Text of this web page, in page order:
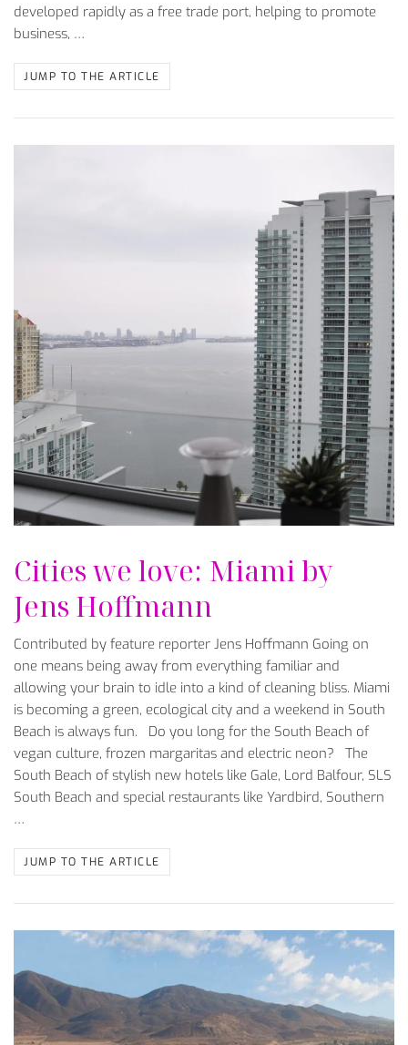
developed rapidly as a free trade port, helping to promote
business, …
JUMP TO THE ARTICLE
Cities we love: Miami by
Jens Hoffmann
Contributed by feature reporter Jens Hoffmann Going on
one means being away from everything familiar and
allowing your brain to idle into a kind of cleaning bliss. Miami
is becoming a green, ecological city and a weekend in South
Beach is always fun. Do you long for the South Beach of
vegan culture, frozen margaritas and electric neon? The
South Beach of stylish new hotels like Gale, Lord Balfour, SLS
South Beach and special restaurants like Yardbird, Southern
…
JUMP TO THE ARTICLE